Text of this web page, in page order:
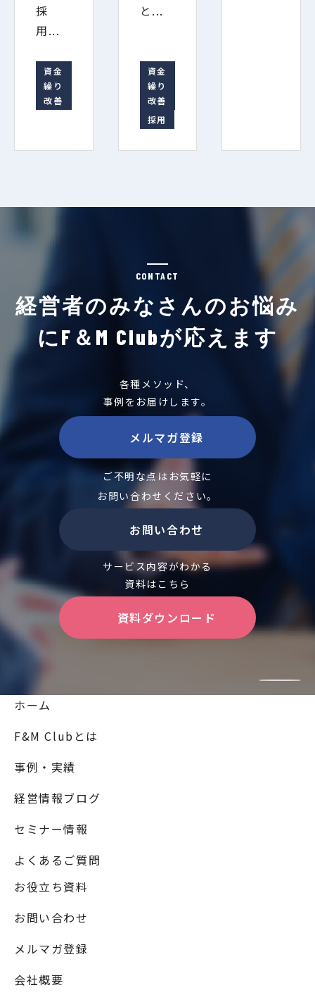
採
用...
資金
繰り
改善
と...
資金
繰り
改善
採用
CONTACT
経営者のみなさんのお悩み
にF＆M Clubが応えます
各種メソッド、
事例をお届けします。
メルマガ登録
ご不明な点はお気軽に
お問い合わせください。
お問い合わせ
サービス内容がわかる
資料はこちら
資料ダウンロード
ホーム
F&M Clubとは
事例・実績
経営情報ブログ
セミナー情報
よくあるご質問
お役立ち資料
お問い合わせ
メルマガ登録
会社概要